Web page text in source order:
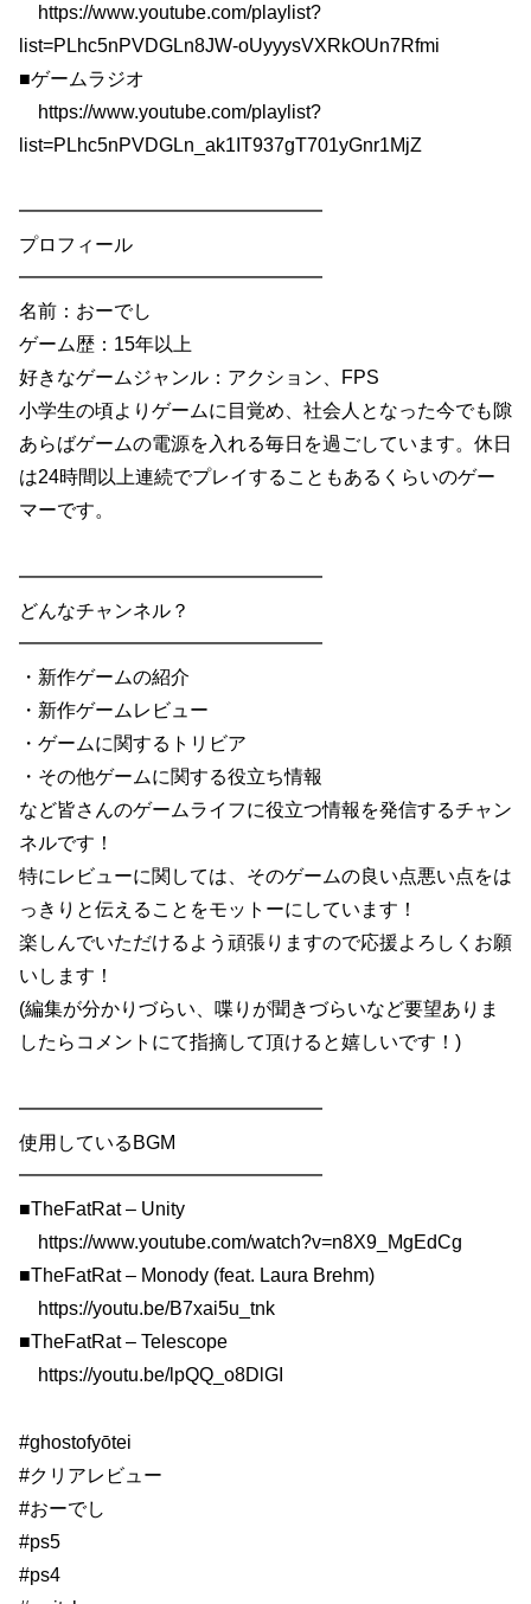
https://www.youtube.com/playlist?
list=PLhc5nPVDGLn8JW-oUyyysVXRkOUn7Rfmi
■ゲームラジオ
https://www.youtube.com/playlist?
list=PLhc5nPVDGLn_ak1IT937gT701yGnr1MjZ
━━━━━━━━━━━━━━━━
プロフィール
━━━━━━━━━━━━━━━━
名前：おーでし
ゲーム歴：15年以上
好きなゲームジャンル：アクション、FPS
小学生の頃よりゲームに目覚め、社会人となった今でも隙
あらばゲームの電源を入れる毎日を過ごしています。休日
は24時間以上連続でプレイすることもあるくらいのゲー
マーです。
━━━━━━━━━━━━━━━━
どんなチャンネル？
━━━━━━━━━━━━━━━━
・新作ゲームの紹介
・新作ゲームレビュー
・ゲームに関するトリビア
・その他ゲームに関する役立ち情報
など皆さんのゲームライフに役立つ情報を発信するチャン
ネルです！
特にレビューに関しては、そのゲームの良い点悪い点をは
っきりと伝えることをモットーにしています！
楽しんでいただけるよう頑張りますので応援よろしくお願
いします！
(編集が分かりづらい、喋りが聞きづらいなど要望ありま
したらコメントにて指摘して頂けると嬉しいです！)
━━━━━━━━━━━━━━━━
使用しているBGM
━━━━━━━━━━━━━━━━
■TheFatRat – Unity
https://www.youtube.com/watch?v=n8X9_MgEdCg
■TheFatRat – Monody (feat. Laura Brehm)
https://youtu.be/B7xai5u_tnk
■TheFatRat – Telescope
https://youtu.be/lpQQ_o8DlGI
#ghostofyōtei
#クリアレビュー
#おーでし
#ps5
#ps4